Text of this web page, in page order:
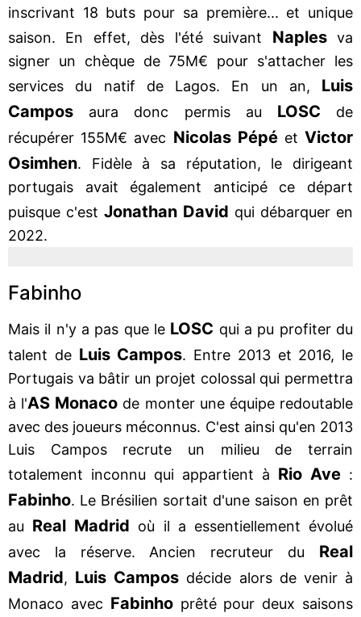
inscrivant 18 buts pour sa première... et unique
saison. En effet, dès l'été suivant Naplesva
signer un chèque de 75M€ pour s'attacher les
services du natif de Lagos. En un an, Luis
Campos aura donc permis au LOSC de
récupérer 155M€ avec Nicolas PépéetVictor
Osimhen. Fidèle à sa réputation, le dirigeant
portugais avait également anticipé ce départ
puisque c'est Jonathan David qui débarquer en
2022.
Fabinho
Mais il n'y a pas que le LOSC qui a pu profiter du
talent de Luis Campos. Entre 2013 et 2016, le
Portugais va bâtir un projet colossal qui permettra
à l'AS Monaco de monter une équipe redoutable
avec des joueurs méconnus. C'est ainsi qu'en 2013
Luis Campos recrute un milieu de terrain
totalement inconnu qui appartient à Rio Ave :
Fabinho. Le Brésilien sortait d'une saison en prêt
au Real Madrid où il a essentiellement évolué
avec la réserve. Ancien recruteur du
Real
Madrid, Luis Campos décide alors de venir à
Monaco avec Fabinhoprêté pour deux saisons